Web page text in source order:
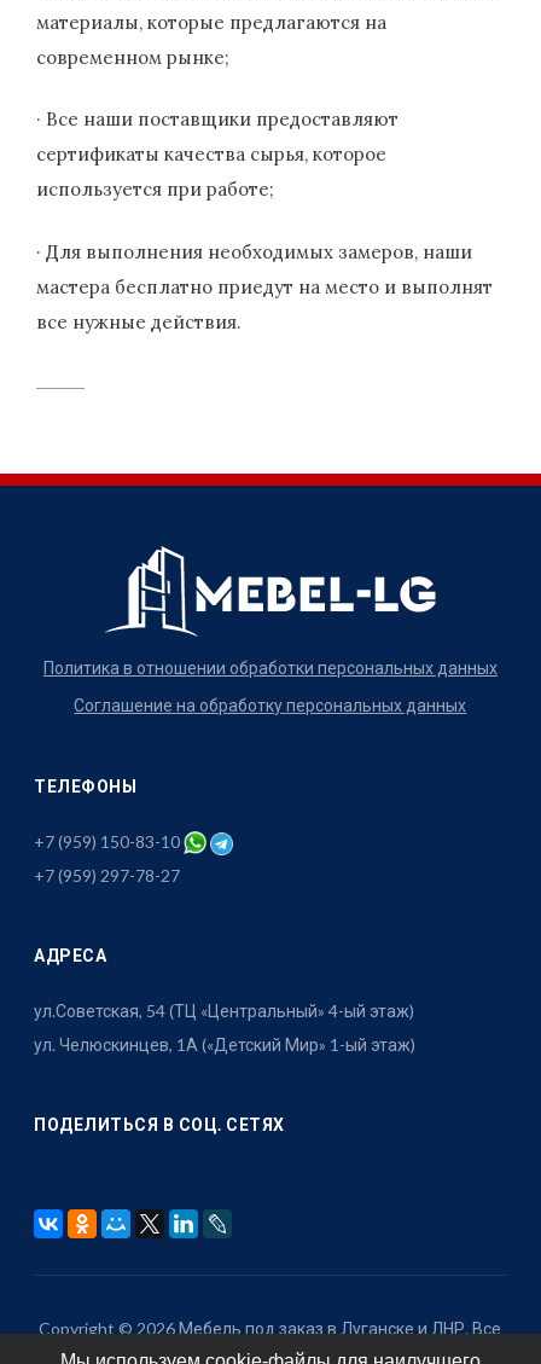
материалы, которые предлагаются на
современном рынке;
· Все наши поставщики предоставляют
сертификаты качества сырья, которое
используется при работе;
· Для выполнения необходимых замеров, наши
мастера бесплатно приедут на место и выполнят
все нужные действия.
Политика в отношении обработки персональных данных
Соглашение на обработку персональных данных
ТЕЛЕФОНЫ
+7 (959) 150-83-10
+7 (959) 297-78-27
АДРЕСА
ул.Советская, 54 (ТЦ «Центральный» 4-ый этаж)
ул. Челюскинцев, 1А («Детский Мир» 1-ый этаж)
ПОДЕЛИТЬСЯ В СОЦ. СЕТЯХ
Copyright © 2026 Мебель под заказ в Луганске и ЛНР. Все